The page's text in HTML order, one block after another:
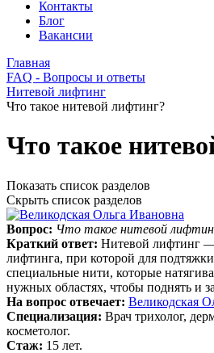
Контакты
Блог
Вакансии
Главная
FAQ - Вопросы и ответы
Нитевой лифтинг
Что такое нитевой лифтинг?
Что такое
Показать список разделов
Скрыть список разделов
Вопрос: Что такое нитевой
Краткий ответ: Нитевой лифтинг —
лифтинга, при которой для
специальные нити, которые
нужных областях, чтобы поднять и
На вопрос отвечает: Великодская
Специализация: Врач трихолог,
косметолог.
Стаж: 15 лет.